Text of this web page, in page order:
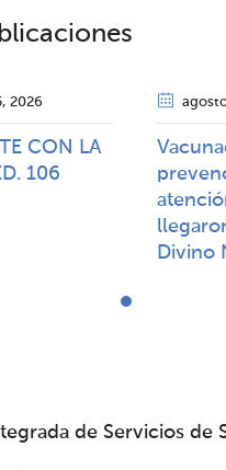
, 2026
CON LA
106
Divino
de Servicios de